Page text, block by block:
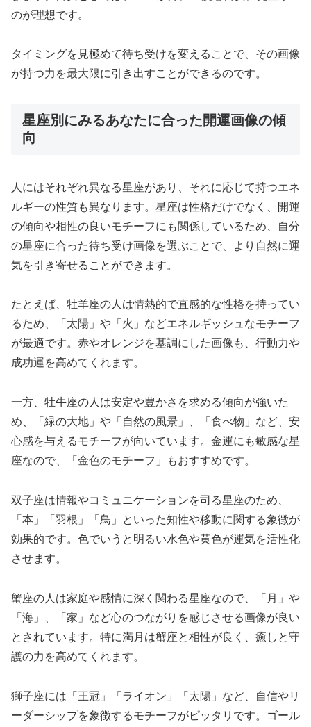
のが理想です。
タイミングを見極めて待ち受けを変えることで、その画像
が持つ力を最大限に引き出すことができるのです。
星座別にみるあなたに合った開運画像の傾
向
人にはそれぞれ異なる星座があり、それに応じて持つエネ
ルギーの性質も異なります。星座は性格だけでなく、開運
の傾向や相性の良いモチーフにも関係しているため、自分
の星座に合った待ち受け画像を選ぶことで、より自然に運
気を引き寄せることができます。
たとえば、牡羊座の人は情熱的で直感的な性格を持ってい
るため、「太陽」や「火」などエネルギッシュなモチーフ
が最適です。赤やオレンジを基調にした画像も、行動力や
成功運を高めてくれます。
一方、牡牛座の人は安定や豊かさを求める傾向が強いた
め、「緑の大地」や「自然の風景」、「食べ物」など、安
心感を与えるモチーフが向いています。金運にも敏感な星
座なので、「金色のモチーフ」もおすすめです。
双子座は情報やコミュニケーションを司る星座のため、
「本」「羽根」「鳥」といった知性や移動に関する象徴が
効果的です。色でいうと明るい水色や黄色が運気を活性化
させます。
蟹座の人は家庭や感情に深く関わる星座なので、「月」や
「海」、「家」など心のつながりを感じさせる画像が良い
とされています。特に満月は蟹座と相性が良く、癒しと守
護の力を高めてくれます。
獅子座には「王冠」「ライオン」「太陽」など、自信やリ
ーダーシップを象徴するモチーフがピッタリです。ゴール